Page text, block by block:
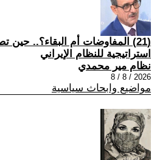
(21) المفاوضات أم البقاء؟.. حين
استراتيجية للنظام الإيراني
نظام مير محمدي
2026 / 8 / 8
مواضيع وابحاث سياسية